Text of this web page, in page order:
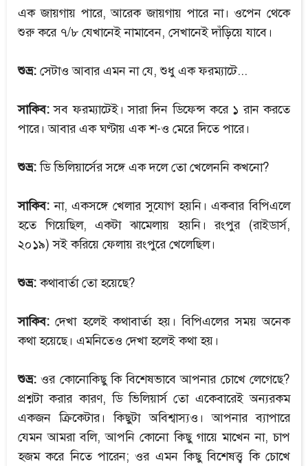
এক জায়গায় পারে, আরেক জায়গায় পারে না। ওপেন থেকে
শুরু করে ৭/৮ যেখানেই নামাবেন, সেখানেই দাঁড়িয়ে যাবে।
শুভ্র: সেটাও আবার এমন না যে, শুধু এক ফরম্যাটে...
সাকিব: সব ফরম্যাটেই। সারা দিন ডিফেন্স করে ১ রান করতে
পারে। আবার এক ঘণ্টায় এক শ-ও মেরে দিতে পারে।
শুভ্র:ডি ভিলিয়ার্সের সঙ্গে এক দলে তো খেলেননি কখনো?
সাকিব: না, একসঙ্গে খেলার সুযোগ হয়নি। একবার বিপিএলে
হতে গিয়েছিল, একটা ঝামেলায় হয়নি। রংপুর (রাইডার্স,
২০১৯) সই করিয়ে ফেলায় রংপুরে খেলেছিল।
শুভ্র:কথাবার্তা তো হয়েছে?
সাকিব: দেখা হলেই কথাবার্তা হয়। বিপিএলের সময় অনেক
কথা হয়েছে। এমনিতেও দেখা হলেই কথা হয়।
শুভ্র: ওর কোনোকিছু কি বিশেষভাবে আপনার চোখে লেগেছে?
প্রশ্নটা করার কারণ, ডি ভিলিয়ার্স তো একেবারেই অন্যরকম
একজন ক্রিকেটার। কিছুটা অবিশ্বাস্যও। আপনার ব্যাপারে
যেমন আমরা বলি, আপনি কোনো কিছু গায়ে মাখেন না, চাপ
হজম করে নিতে পারেন; ওর এমন কিছু বিশেষত্ত্ব কি চোখে